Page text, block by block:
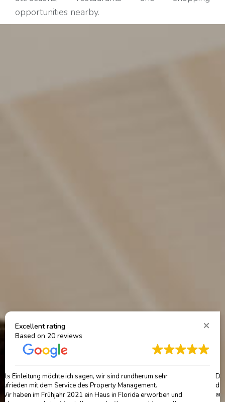
opportunities nearby.
Excellent rating
Based on 20 reviews
Das Property Management können wir sehr empfehlen. Bereits
das Erstgespräch war super informativ und es herrschte eine sehr
angenehme Gesprächsatmosphäre. Wir hatten gleich den Eindruck